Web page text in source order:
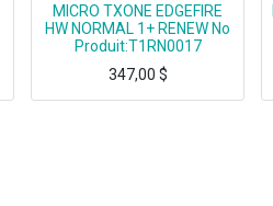
MICRO TXONE EDGEFIRE
HW NORMAL 1+ RENEW No
Produit:T1RN0017
347,00 $